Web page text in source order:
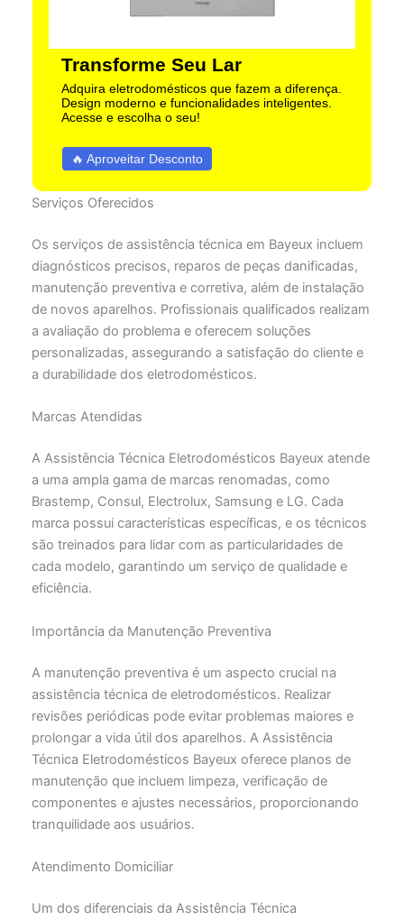
Transforme Seu Lar
Adquira eletrodomésticos que fazem a diferença.
Design moderno e funcionalidades inteligentes.
Acesse e escolha o seu!
🔥 Aproveitar Desconto
Serviços Oferecidos
Os serviços de assistência técnica em Bayeux incluem
diagnósticos precisos, reparos de peças danificadas,
manutenção preventiva e corretiva, além de instalação
de novos aparelhos. Profissionais qualificados realizam
a avaliação do problema e oferecem soluções
personalizadas, assegurando a satisfação do cliente e
a durabilidade dos eletrodomésticos.
Marcas Atendidas
A Assistência Técnica Eletrodomésticos Bayeux atende
a uma ampla gama de marcas renomadas, como
Brastemp, Consul, Electrolux, Samsung e LG. Cada
marca possui características específicas, e os técnicos
são treinados para lidar com as particularidades de
cada modelo, garantindo um serviço de qualidade e
eficiência.
Importância da Manutenção Preventiva
A manutenção preventiva é um aspecto crucial na
assistência técnica de eletrodomésticos. Realizar
revisões periódicas pode evitar problemas maiores e
prolongar a vida útil dos aparelhos. A Assistência
Técnica Eletrodomésticos Bayeux oferece planos de
manutenção que incluem limpeza, verificação de
componentes e ajustes necessários, proporcionando
tranquilidade aos usuários.
Atendimento Domiciliar
Um dos diferenciais da Assistência Técnica